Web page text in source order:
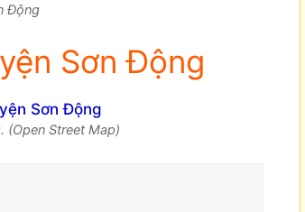
Động
Sơn Động
(Open Street Map)